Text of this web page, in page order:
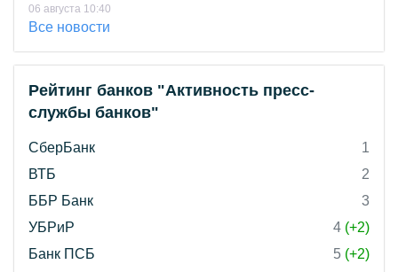
06 августа 10:40
Все новости
Рейтинг банков "Активность пресс-
службы банков"
СберБанк
1
ВТБ
2
ББР Банк
3
УБРиР
4 (+2)
Банк ПСБ
5 (+2)